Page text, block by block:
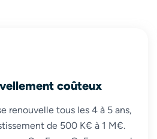
coûteux
renouvelle tous les 4 à 5 ans,
de 500 K€ à 1 M€.